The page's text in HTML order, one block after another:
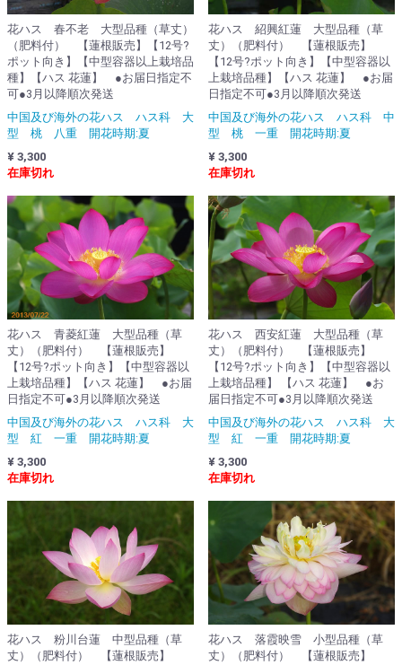
花ハス 春不老 大型品種（草丈）
（肥料付） 【蓮根販売】【12号?
ポット向き】【中型容器以上栽培品
種】【ハス 花蓮】 ●お届日指定不
可●3月以降順次発送
中国及び海外の花ハス ハス科 大
型 桃 八重 開花時期:夏
¥ 3,300
在庫切れ
花ハス 紹興紅蓮 大型品種（草
丈）（肥料付） 【蓮根販売】
【12号?ポット向き】【中型容器以
上栽培品種】【ハス 花蓮】 ●お届
日指定不可●3月以降順次発送
中国及び海外の花ハス ハス科 中
型 桃 一重 開花時期:夏
¥ 3,300
在庫切れ
花ハス 青菱紅蓮 大型品種（草
丈）（肥料付） 【蓮根販売】
【12号?ポット向き】【中型容器以
上栽培品種】【ハス 花蓮】 ●お届
日指定不可●3月以降順次発送
中国及び海外の花ハス ハス科 大
型 紅 一重 開花時期:夏
¥ 3,300
在庫切れ
花ハス 西安紅蓮 大型品種（草
丈）（肥料付） 【蓮根販売】
【12号?ポット向き】【中型容器以
上栽培品種】 【ハス 花蓮】 ●お
届日指定不可●3月以降順次発送
中国及び海外の花ハス ハス科 大
型 紅 一重 開花時期:夏
¥ 3,300
在庫切れ
花ハス 粉川台蓮 中型品種（草
丈）（肥料付） 【蓮根販売】
花ハス 落霞映雪 小型品種（草
丈）（肥料付） 【蓮根販売】